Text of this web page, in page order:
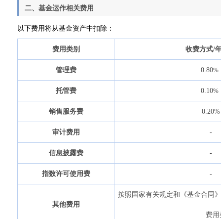
二、基金运作相关费用
以下费用将从基金资产中扣除：
费用类别 收费方式/
管理费 0.80%
托管费 0.10%
销售服务费 0.20%
审计费用 -
信息披露费 -
指数许可使用费 -
其他费用
按照国家有关规定和《基金合同
费